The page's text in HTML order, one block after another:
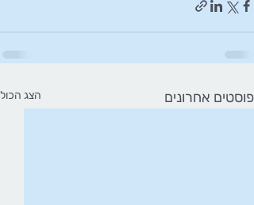
פוסטים אחרונים הצג הכול